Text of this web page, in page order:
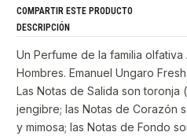
COMPARTIR ESTE PRODUCTO
DESCRIPCIÓN
Un Perfume de la familia
Hombres. Emanuel Ungaro
Las Notas de Salida son
jengibre; las Notas de Corazón
y mimosa; las Notas de Fondo